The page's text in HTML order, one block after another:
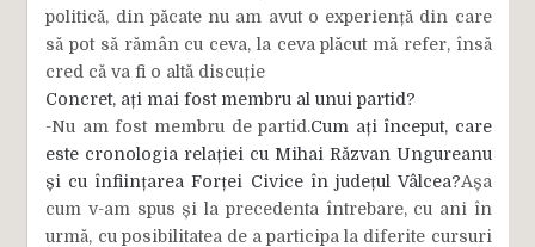
politică, din păcate nu am avut o experiență din care
să pot să rămân cu ceva, la ceva plăcut mă refer, însă
cred că va fi o altă discuție
Concret, ați mai fost membru al unui partid?
-Nu am fost membru de partid.Cum ați început, care
este cronologia relației cu Mihai Răzvan Ungureanu
și cu înființarea Forței Civice în județul Vâlcea?Așa
cum v-am spus și la precedenta întrebare, cu ani în
urmă, cu posibilitatea de a participa la diferite cursuri